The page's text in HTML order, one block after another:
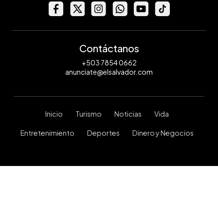
Contáctanos
+503 7854 0662
anunciate@elsalvador.com
Inicio Turismo Noticias Vida
Entretenimiento Deportes Dinero y Negocios